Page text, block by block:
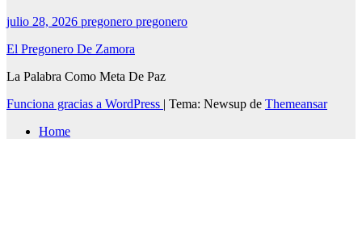
julio 28, 2026 pregonero pregonero
El Pregonero De Zamora
La Palabra Como Meta De Paz
Funciona gracias a WordPress | Tema: Newsup de Themeansar
Home